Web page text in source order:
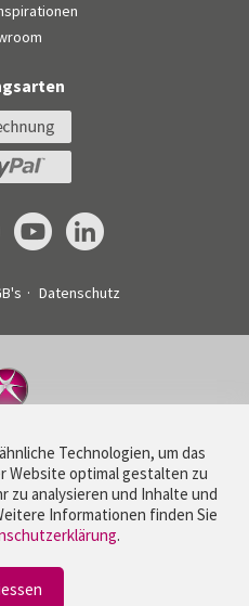
Technologien, um das
Website optimal gestalten zu
zu analysieren und Inhalte und
Informationen finden Sie
.
Datenschutz
AG
160
00 20